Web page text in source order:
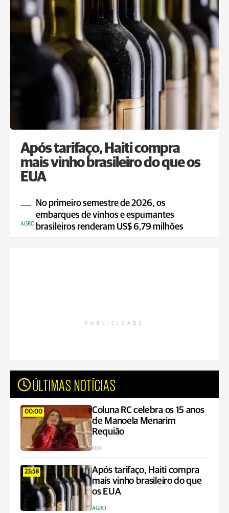
Após tarifaço, Haiti compra
mais vinho brasileiro do que os
EUA
No primeiro semestre de 2026, os
embarques de vinhos e espumantes
brasileiros renderam US$ 6,79 milhões
AGRO
PUBLICIDADE
ÚLTIMAS NOTÍCIAS
00:00
Coluna RC celebra os 15 anos
de Manoela Menarim
Requião
MIX
23:58
Após tarifaço, Haiti compra
mais vinho brasileiro do que
os EUA
AGRO